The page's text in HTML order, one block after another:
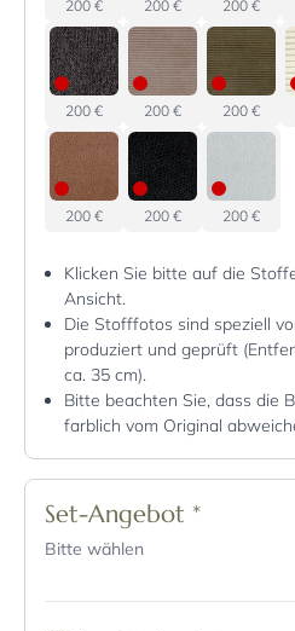
200 € 200 € 200 €
200 € 200 € 200 €
200 € 200 € 200 €
Klicken Sie bitte auf die
Ansicht.
Die Stofffotos sind speziell
produziert und geprüft
ca. 35 cm).
Bitte beachten Sie, dass die
farblich vom Original
Set-Angebot *
Bitte wählen